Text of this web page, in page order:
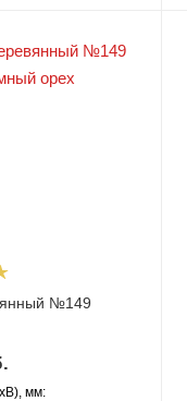
№149
мм: